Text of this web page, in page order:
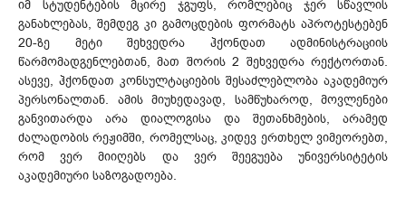
იმ სტუდენტების მცირე ჯგუფს, რომლებიც ჯერ სწავლის
განახლებას, შემდეგ კი გამოცდების ფორმატს აპროტესტებენ
20-ზე მეტი შეხვედრა ჰქონდათ ადმინისტრაციის
წარმომადგენლებთან, მათ შორის 2 შეხვედრა რექტორთან.
ასევე, ჰქონდათ კონსულტაციების შესაძლებლობა აკადემიურ
პერსონალთან. ამის მიუხედავად, სამწუხაროდ, მოვლენები
განვითარდა არა დიალოგისა და შეთანხმების, არამედ
ძალადობის რეჟიმში, რომელსაც, კიდევ ერთხელ ვიმეორებთ,
რომ ვერ მიიღებს და ვერ შეეგუება უნივერსიტეტის
აკადემიური საზოგადოება.